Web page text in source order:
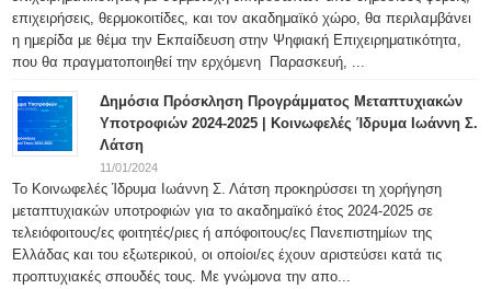
επιχειρήσεις, θερμοκοιτίδες, και τον ακαδημαϊκό χώρο, θα περιλαμβάνει
η ημερίδα με θέμα την Εκπαίδευση στην Ψηφιακή Επιχειρηματικότητα,
που θα πραγματοποιηθεί την ερχόμενη Παρασκευή, ...
Δημόσια Πρόσκληση Προγράμματος Μεταπτυχιακών
Υποτροφιών 2024-2025 | Κοινωφελές Ίδρυμα Ιωάννη Σ.
Λάτση
11/01/2024
Το Κοινωφελές Ίδρυμα Ιωάννη Σ. Λάτση προκηρύσσει τη χορήγηση
μεταπτυχιακών υποτροφιών για το ακαδημαϊκό έτος 2024-2025 σε
τελειόφοιτους/ες φοιτητές/ριες ή απόφοιτους/ες Πανεπιστημίων της
Ελλάδας και του εξωτερικού, οι οποίοι/ες έχουν αριστεύσει κατά τις
προπτυχιακές σπουδές τους. Με γνώμονα την απο...